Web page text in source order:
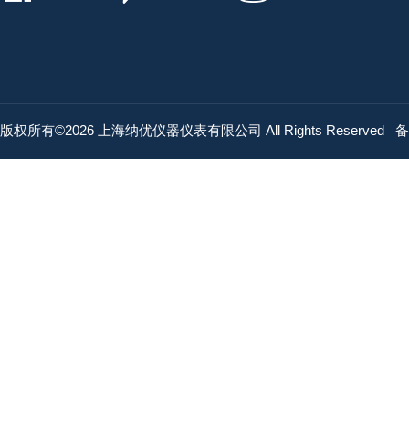
版权所有©2026 上海纳优仪器仪表有限公司 All Rights Reserved